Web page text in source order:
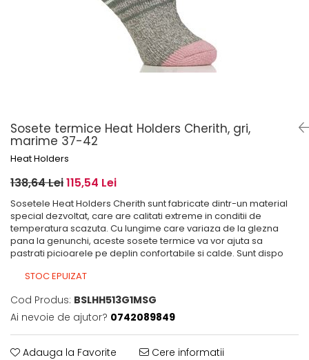
Șosete pentru picioare umflate
Sosete termice Heat Holders Cherith, gri,
marime 37-42
Heat Holders
138,64 Lei115,54 Lei
Sosetele Heat Holders Cherith sunt fabricate dintr-un material
special dezvoltat, care are calitati extreme in conditii de
temperatura scazuta. Cu lungime care variaza de la glezna
pana la genunchi, aceste sosete termice va vor ajuta sa
pastrati picioarele pe deplin confortabile si calde. Sunt dispo
STOC EPUIZAT
Cod Produs: BSLHH513G1MSG
Ai nevoie de ajutor? 0742089849
Adauga la Favorite Cere informatii